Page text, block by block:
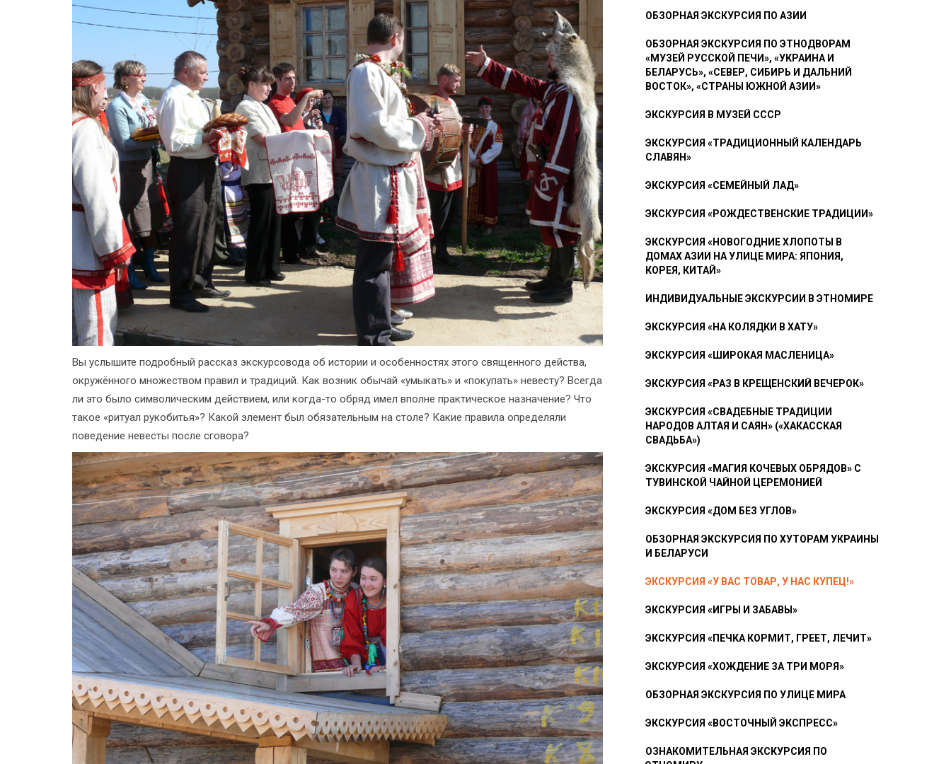
Вы услышите подробный рассказ экскурсовода об истории и особенностях этого священного действа,
окружённого множеством правил и традиций. Как возник обычай «умыкать» и «покупать» невесту? Всегда
ли это было символическим действием, или когда-то обряд имел вполне практическое назначение? Что
такое «ритуал рукобитья»? Какой элемент был обязательным на столе? Какие правила определяли
поведение невесты после сговора?
ОБЗОРНАЯ ЭКСКУРСИЯ ПО АЗИИ
ОБЗОРНАЯ ЭКСКУРСИЯ ПО ЭТНОДВОРАМ
«МУЗЕЙ РУССКОЙ ПЕЧИ», «УКРАИНА И
БЕЛАРУСЬ», «СЕВЕР, СИБИРЬ И ДАЛЬНИЙ
ВОСТОК», «СТРАНЫ ЮЖНОЙ АЗИИ»
ЭКСКУРСИЯ В МУЗЕЙ СССР
ЭКСКУРСИЯ «ТРАДИЦИОННЫЙ КАЛЕНДАРЬ
СЛАВЯН»
ЭКСКУРСИЯ «СЕМЕЙНЫЙ ЛАД»
ЭКСКУРСИЯ «РОЖДЕСТВЕНСКИЕ ТРАДИЦИИ»
ЭКСКУРСИЯ «НОВОГОДНИЕ ХЛОПОТЫ В
ДОМАХ АЗИИ НА УЛИЦЕ МИРА: ЯПОНИЯ,
КОРЕЯ, КИТАЙ»
ИНДИВИДУАЛЬНЫЕ ЭКСКУРСИИ В ЭТНОМИРЕ
ЭКСКУРСИЯ «НА КОЛЯДКИ В ХАТУ»
ЭКСКУРСИЯ «ШИРОКАЯ МАСЛЕНИЦА»
ЭКСКУРСИЯ «РАЗ В КРЕЩЕНСКИЙ ВЕЧЕРОК»
ЭКСКУРСИЯ «СВАДЕБНЫЕ ТРАДИЦИИ
НАРОДОВ АЛТАЯ И САЯН» («ХАКАССКАЯ
СВАДЬБА»)
ЭКСКУРСИЯ «МАГИЯ КОЧЕВЫХ ОБРЯДОВ» С
ТУВИНСКОЙ ЧАЙНОЙ ЦЕРЕМОНИЕЙ
ЭКСКУРСИЯ «ДОМ БЕЗ УГЛОВ»
ОБЗОРНАЯ ЭКСКУРСИЯ ПО ХУТОРАМ УКРАИНЫ
И БЕЛАРУСИ
ЭКСКУРСИЯ «У ВАС ТОВАР, У НАС КУПЕЦ!»
ЭКСКУРСИЯ «ИГРЫ И ЗАБАВЫ»
ЭКСКУРСИЯ «ПЕЧКА КОРМИТ, ГРЕЕТ, ЛЕЧИТ»
ЭКСКУРСИЯ «ХОЖДЕНИЕ ЗА ТРИ МОРЯ»
ОБЗОРНАЯ ЭКСКУРСИЯ ПО УЛИЦЕ МИРА
ЭКСКУРСИЯ «ВОСТОЧНЫЙ ЭКСПРЕСС»
ОЗНАКОМИТЕЛЬНАЯ ЭКСКУРСИЯ ПО